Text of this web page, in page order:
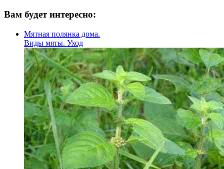
Вам будет интересно:
Мятная полянка дома.
Виды мяты. Уход